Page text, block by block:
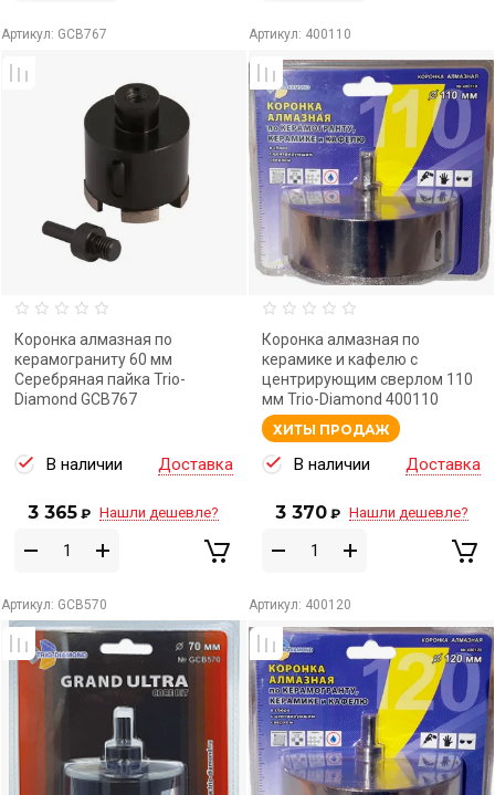
Артикул: GCB767
Коронка алмазная по
керамограниту 60 мм
Серебряная пайка Trio-
Diamond GCB767
В наличии Доставка
3 365 ₽ Нашли дешевле?
Артикул: 400110
Коронка алмазная по
керамике и кафелю с
центрирующим сверлом 110
мм Trio-Diamond 400110
ХИТЫ ПРОДАЖ
В наличии Доставка
3 370 ₽ Нашли дешевле?
Артикул: GCB570 Артикул: 400120